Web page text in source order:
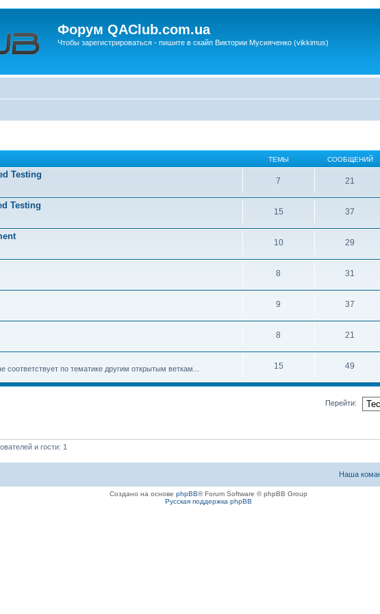
Форум QAClub.com.ua
Чтобы зарегистрироваться - пишите в скайп Виктории Мусияченко (vikkimus)
ТЕМЫ СООБЩЕНИЙ
Testing
7 21
Testing
15 37
10 29
8 31
9 37
8 21
соответствует по тематике другим открытым веткам...
15 49
Перейти:
и гости: 1
Наша
Создано на основе phpBB® Forum Software © phpBB Group
Русская поддержка phpBB